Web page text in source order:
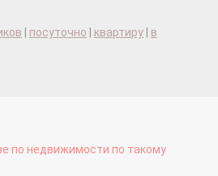
посуточно квартиру
в
по недвижимости по такому